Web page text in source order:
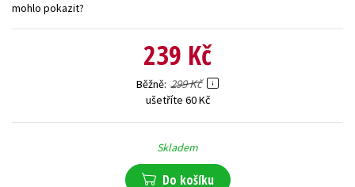
mohlo pokazit?
239 Kč
Běžně 299 Kč
ušetříte 60 Kč
Skladem
Do košíku